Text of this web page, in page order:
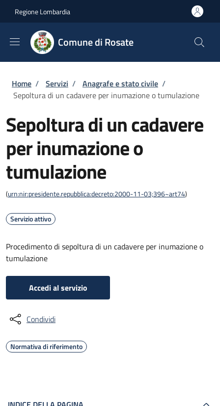
Regione Lombardia
Comune di Rosate
Briciole di pane
Home / Servizi / Anagrafe e stato civile /
Sepoltura di un cadavere per inumazione o tumulazione
Sepoltura di un cadavere
per inumazione o
tumulazione
(urn:nir:presidente.repubblica:decreto:2000-11-03;396~art74)
Servizio attivo
Procedimento di sepoltura di un cadavere per inumazione o
tumulazione
Accedi al servizio
Condividi
Normativa di riferimento